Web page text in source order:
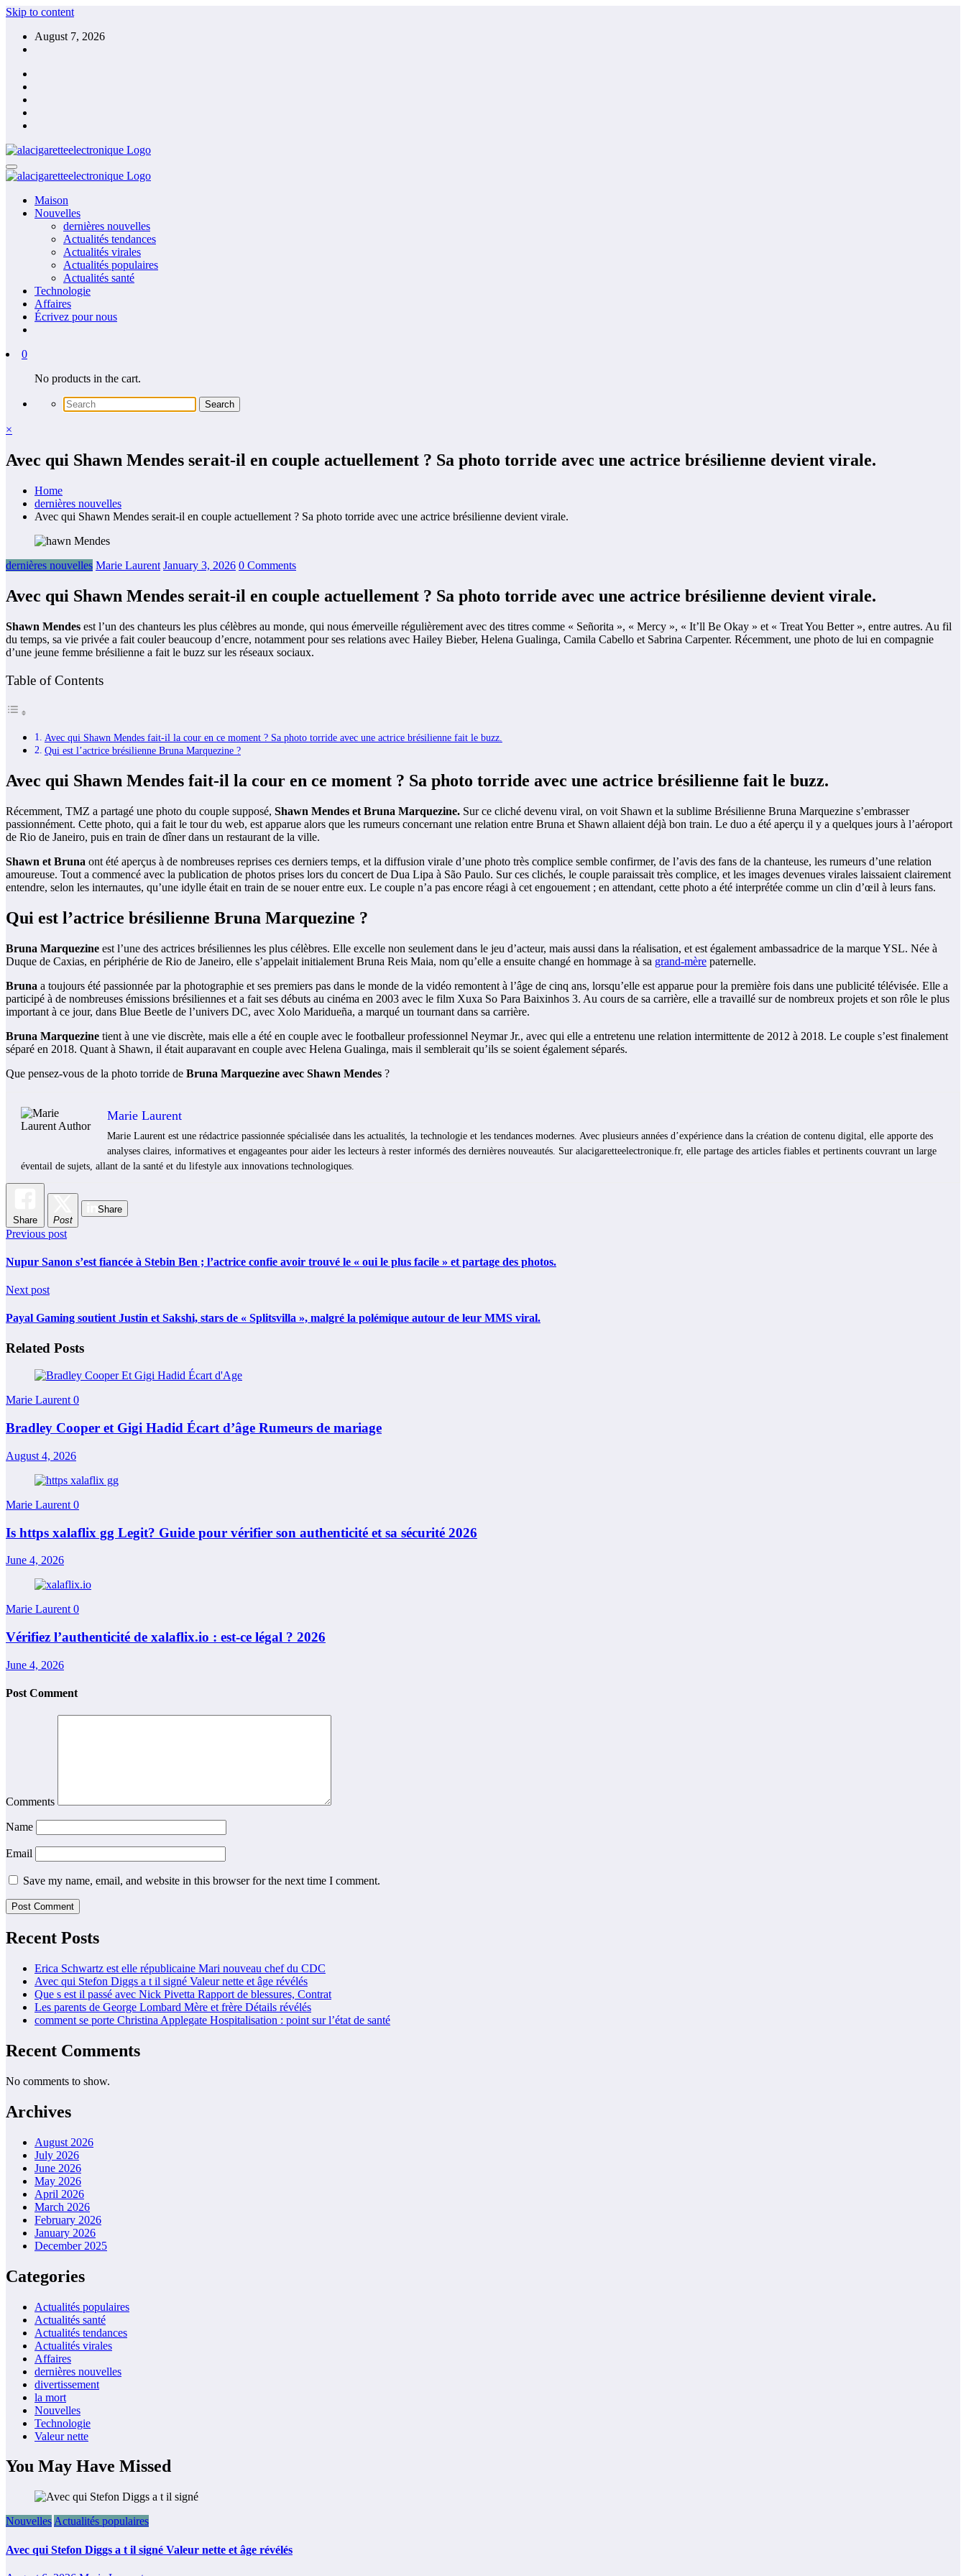
Skip to content
August 7, 2026
Maison
Nouvelles
dernières nouvelles
Actualités tendances
Actualités virales
Actualités populaires
Actualités santé
Technologie
Affaires
Écrivez pour nous
0
No products in the cart.
×
Avec qui Shawn Mendes serait-il en couple actuellement ? Sa photo torride avec une actrice brésilienne devient virale.
Home
dernières nouvelles
Avec qui Shawn Mendes serait-il en couple actuellement ? Sa photo torride avec une actrice brésilienne devient virale.
dernières nouvelles Marie Laurent January 3, 2026 0 Comments
Avec qui Shawn Mendes serait-il en couple actuellement ? Sa photo torride avec une actrice brésilienne devient virale.
Shawn Mendes est l’un des chanteurs les plus célèbres au monde, qui nous émerveille régulièrement avec des titres comme « Señorita », « Mercy », « It’ll Be Okay » et « Treat You Better », entre autres. Au fil
du temps, sa vie privée a fait couler beaucoup d’encre, notamment pour ses relations avec Hailey Bieber, Helena Gualinga, Camila Cabello et Sabrina Carpenter. Récemment, une photo de lui en compagnie
d’une jeune femme brésilienne a fait le buzz sur les réseaux sociaux.
Table of Contents
Avec qui Shawn Mendes fait-il la cour en ce moment ? Sa photo torride avec une actrice brésilienne fait le buzz.
Qui est l’actrice brésilienne Bruna Marquezine ?
Avec qui Shawn Mendes fait-il la cour en ce moment ? Sa photo torride avec une actrice brésilienne fait le buzz.
Récemment, TMZ a partagé une photo du couple supposé, Shawn Mendes et Bruna Marquezine. Sur ce cliché devenu viral, on voit Shawn et la sublime Brésilienne Bruna Marquezine s’embrasser
passionnément. Cette photo, qui a fait le tour du web, est apparue alors que les rumeurs concernant une relation entre Bruna et Shawn allaient déjà bon train. Le duo a été aperçu il y a quelques jours à l’aéroport
de Rio de Janeiro, puis en train de dîner dans un restaurant de la ville.
Shawn et Bruna ont été aperçus à de nombreuses reprises ces derniers temps, et la diffusion virale d’une photo très complice semble confirmer, de l’avis des fans de la chanteuse, les rumeurs d’une relation
amoureuse. Tout a commencé avec la publication de photos prises lors du concert de Dua Lipa à São Paulo. Sur ces clichés, le couple paraissait très complice, et les images devenues virales laissaient clairement
entendre, selon les internautes, qu’une idylle était en train de se nouer entre eux. Le couple n’a pas encore réagi à cet engouement ; en attendant, cette photo a été interprétée comme un clin d’œil à leurs fans.
Qui est l’actrice brésilienne Bruna Marquezine ?
Bruna Marquezine est l’une des actrices brésiliennes les plus célèbres. Elle excelle non seulement dans le jeu d’acteur, mais aussi dans la réalisation, et est également ambassadrice de la marque YSL. Née à
Duque de Caxias, en périphérie de Rio de Janeiro, elle s’appelait initialement Bruna Reis Maia, nom qu’elle a ensuite changé en hommage à sa grand-mère paternelle.
Bruna a toujours été passionnée par la photographie et ses premiers pas dans le monde de la vidéo remontent à l’âge de cinq ans, lorsqu’elle est apparue pour la première fois dans une publicité télévisée. Elle a
participé à de nombreuses émissions brésiliennes et a fait ses débuts au cinéma en 2003 avec le film Xuxa So Para Baixinhos 3. Au cours de sa carrière, elle a travaillé sur de nombreux projets et son rôle le plus
important à ce jour, dans Blue Beetle de l’univers DC, avec Xolo Maridueña, a marqué un tournant dans sa carrière.
Bruna Marquezine tient à une vie discrète, mais elle a été en couple avec le footballeur professionnel Neymar Jr., avec qui elle a entretenu une relation intermittente de 2012 à 2018. Le couple s’est finalement
séparé en 2018. Quant à Shawn, il était auparavant en couple avec Helena Gualinga, mais il semblerait qu’ils se soient également séparés.
Que pensez-vous de la photo torride de Bruna Marquezine avec Shawn Mendes ?
Marie Laurent
Marie Laurent est une rédactrice passionnée spécialisée dans les actualités, la technologie et les tendances modernes. Avec plusieurs années d’expérience dans la création de contenu digital, elle apporte des
analyses claires, informatives et engageantes pour aider les lecteurs à rester informés des dernières nouveautés. Sur alacigaretteelectronique.fr, elle partage des articles fiables et pertinents couvrant un large
éventail de sujets, allant de la santé et du lifestyle aux innovations technologiques.
Share Post
Share
Previous post
Nupur Sanon s’est fiancée à Stebin Ben ; l’actrice confie avoir trouvé le « oui le plus facile » et partage des photos.
Next post
Payal Gaming soutient Justin et Sakshi, stars de « Splitsvilla », malgré la polémique autour de leur MMS viral.
Related Posts
Marie Laurent0
Bradley Cooper et Gigi Hadid Écart d’âge Rumeurs de mariage
August 4, 2026
Marie Laurent 0
Is https xalaflix gg Legit? Guide pour vérifier son authenticité et sa sécurité 2026
June 4, 2026
Marie Laurent 0
Vérifiez l’authenticité de xalaflix.io : est-ce légal ? 2026
June 4, 2026
Post Comment
Comments
Name
Email
Save my name, email, and website in this browser for the next time I comment.
Recent Posts
Erica Schwartz est elle républicaine Mari nouveau chef du CDC
Avec qui Stefon Diggs a t il signé Valeur nette et âge révélés
Que s est il passé avec Nick Pivetta Rapport de blessures, Contrat
Les parents de George Lombard Mère et frère Détails révélés
comment se porte Christina Applegate Hospitalisation : point sur l’état de santé
Recent Comments
No comments to show.
Archives
August 2026
July 2026
June 2026
May 2026
April 2026
March 2026
February 2026
January 2026
December 2025
Categories
Actualités populaires
Actualités santé
Actualités tendances
Actualités virales
Affaires
dernières nouvelles
divertissement
la mort
Nouvelles
Technologie
Valeur nette
You May Have Missed
Nouvelles Actualités populaires
Avec qui Stefon Diggs a t il signé Valeur nette et âge révélés